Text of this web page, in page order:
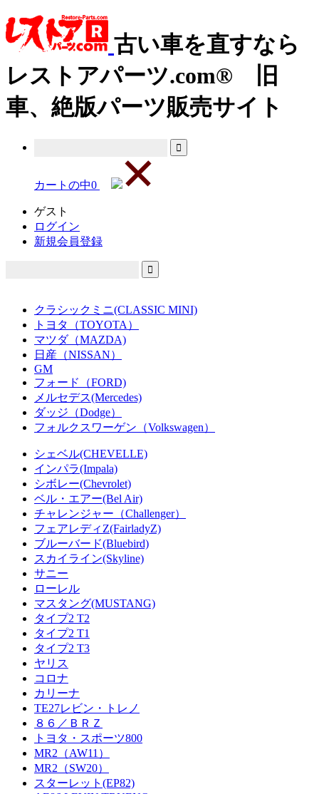
古い車を直すなら
レストアパーツ.com® 旧
車、絶版パーツ販売サイト
カートの中0
ゲスト
ログイン
新規会員登録
クラシックミニ(CLASSIC MINI)
トヨタ（TOYOTA）
マツダ（MAZDA)
日産（NISSAN）
GM
フォード（FORD)
メルセデス(Mercedes)
ダッジ（Dodge）
フォルクスワーゲン（Volkswagen）
シェベル(CHEVELLE)
インパラ(Impala)
シボレー(Chevrolet)
ベル・エアー(Bel Air)
チャレンジャー（Challenger）
フェアレディZ(FairladyZ)
ブルーバード(Bluebird)
スカイライン(Skyline)
サニー
ローレル
マスタング(MUSTANG)
タイプ2 T2
タイプ2 T1
タイプ2 T3
ヤリス
コロナ
カリーナ
TE27レビン・トレノ
８６／ＢＲＺ
トヨタ・スポーツ800
MR2（AW11）
MR2（SW20）
スターレット(EP82)